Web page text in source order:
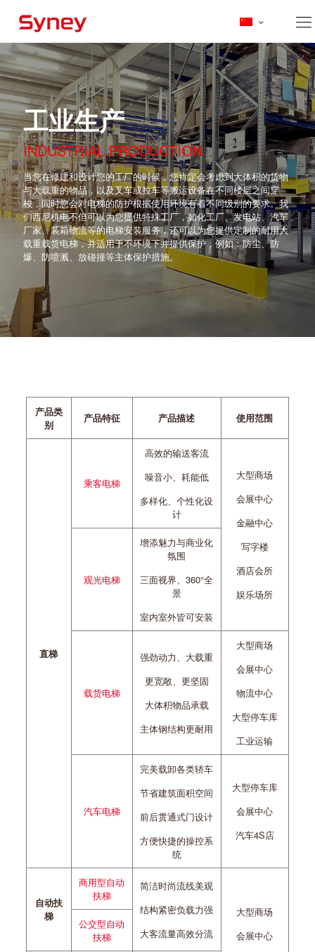
工业生产
INDUSTRIAL PRODUCTION
当您在修建和设计您的工厂的时候，您肯定会考虑到大体积的货物
与大载重的物品，以及叉车或拉车等搬运设备在不同楼层之间穿
梭，同时您会对电梯的防护根据使用环境有着不同级别的要求。我
们西尼机电不但可以为您提供特殊工厂，如化工厂、发电站、汽车
厂家、装箱物流等的电梯安装服务，还可以为您提供定制的耐用大
载重载货电梯，并适用于不环境下并提供保护，例如：防尘、防
爆、防喷溅、放碰撞等主体保护措施。
产品类
别
产品特征 产品描述 使用范围
直梯
乘客电梯
高效的输送客流
噪音小、耗能低
多样化、个性化设
计
大型商场
会展中心
金融中心
写字楼
酒店会所
娱乐场所
观光电梯
增添魅力与商业化
氛围
三面视界、360°全
景
室内室外皆可安装
载货电梯
强劲动力、大载重
更宽敞、更坚固
大体积物品承载
主体钢结构更耐用
大型商场
会展中心
物流中心
大型停车库
工业运输
汽车电梯
完美载卸各类轿车
节省建筑面积空间
前后贯通式门设计
方便快捷的操控系
统
大型停车库
会展中心
汽车4S店
自动扶
梯
商用型自动
扶梯
简洁时尚流线美观
结构紧密负载力强
大客流量高效分流
大型商场
会展中心
公交型自动
扶梯